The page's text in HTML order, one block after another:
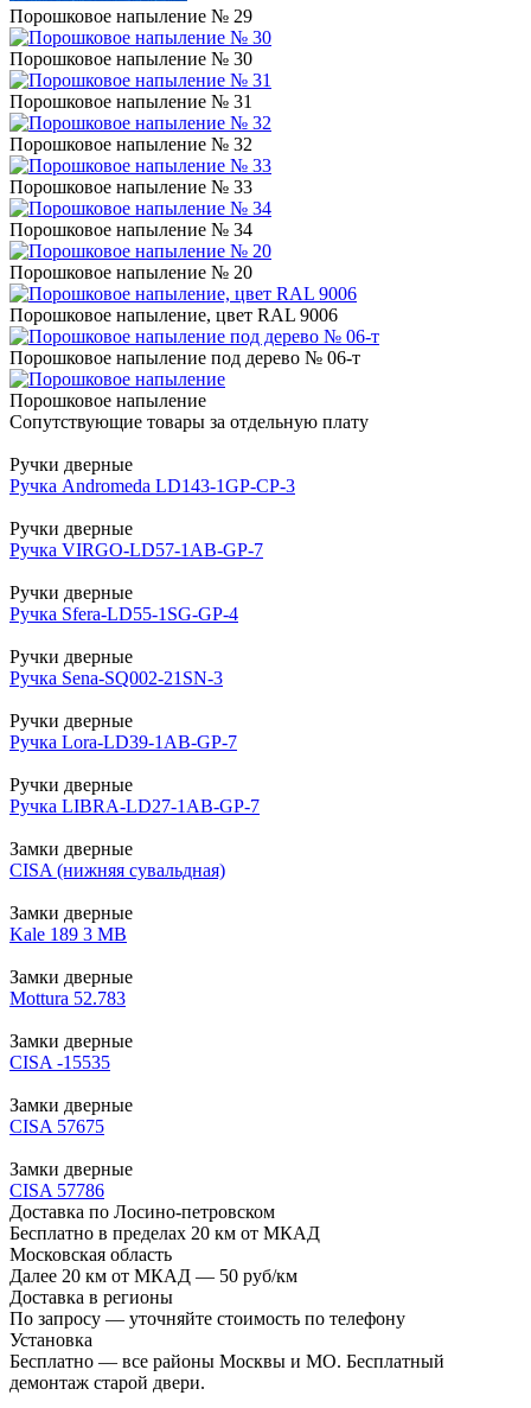
Порошковое напыление № 29
Порошковое напыление № 30
Порошковое напыление № 31
Порошковое напыление № 32
Порошковое напыление № 33
Порошковое напыление № 34
Порошковое напыление № 20
Порошковое напыление, цвет RAL 9006
Порошковое напыление под дерево № 06-т
Порошковое напыление
Сопутствующие товары за отдельную плату
Ручки дверные
Ручка Andromeda LD143-1GP-CP-3
Ручки дверные
Ручка VIRGO-LD57-1AB-GP-7
Ручки дверные
Ручка Sfera-LD55-1SG-GP-4
Ручки дверные
Ручка Sena-SQ002-21SN-3
Ручки дверные
Ручка Lora-LD39-1AB-GP-7
Ручки дверные
Ручка LIBRA-LD27-1AB-GP-7
Замки дверные
CISA (нижняя сувальдная)
Замки дверные
Kale 189 3 MB
Замки дверные
Mottura 52.783
Замки дверные
CISA -15535
Замки дверные
CISA 57675
Замки дверные
CISA 57786
Доставка по Лосино-петровском
Бесплатно в пределах 20 км от МКАД
Московская область
Далее 20 км от МКАД — 50 руб/км
Доставка в регионы
По запросу — уточняйте стоимость по телефону
Установка
Бесплатно — все районы Москвы и МО. Бесплатный
демонтаж старой двери.